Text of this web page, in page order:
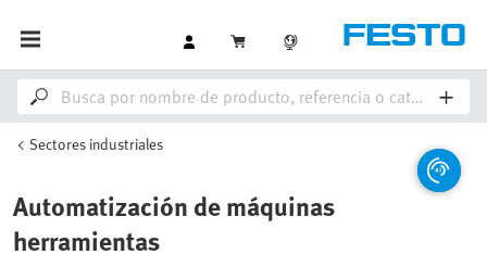
Sectores industriales
Automatización de máquinas
herramientas